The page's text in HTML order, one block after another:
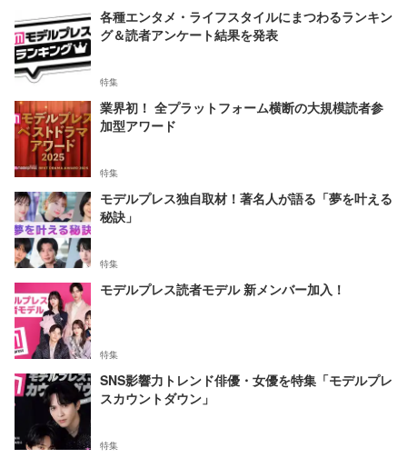
各種エンタメ・ライフスタイルにまつわるランキン
グ＆読者アンケート結果を発表
特集
業界初！ 全プラットフォーム横断の大規模読者参
加型アワード
特集
モデルプレス独自取材！著名人が語る「夢を叶える
秘訣」
特集
モデルプレス読者モデル 新メンバー加入！
特集
SNS影響力トレンド俳優・女優を特集「モデルプレ
スカウントダウン」
特集